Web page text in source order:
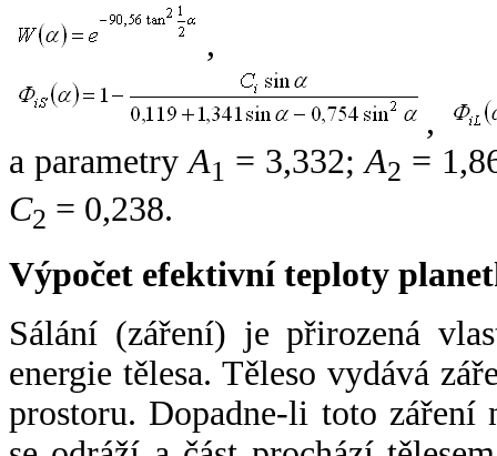
,
,
a parametryA1 = 3,332;A2 =
C2 = 0,238.
Výpočet efektivní teploty
Sálání (záření) je přirozená
energie tělesa. Těleso vydává
prostoru. Dopadne-li toto záření